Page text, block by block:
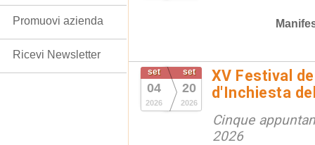
set
04
2026
set
20
2026
XV Festival
d'Inchiesta
Cinque
2026
Promuovi azienda
Ricevi Newsletter